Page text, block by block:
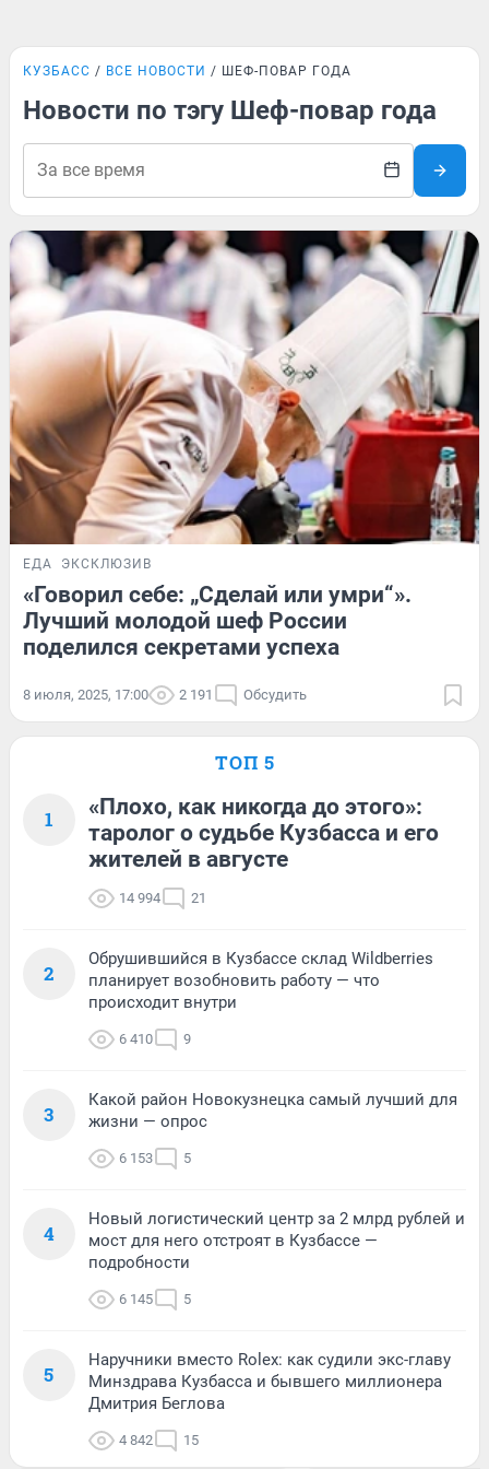
КУЗБАСС ВСЕ НОВОСТИ ШЕФ-ПОВАР ГОДА
Новости по тэгу Шеф-повар года
ЕДА ЭКСКЛЮЗИВ
«Говорил себе: „Сделай или умри“».
Лучший молодой шеф России
поделился секретами успеха
8 июля, 2025, 17:00 2 191 Обсудить
ТОП 5
1
«Плохо, как никогда до этого»:
таролог о судьбе Кузбасса и его
жителей в августе
14 994 21
2
Обрушившийся в Кузбассе склад Wildberries
планирует возобновить работу — что
происходит внутри
6 410 9
3
Какой район Новокузнецка самый лучший для
жизни — опрос
6 153 5
4
Новый логистический центр за 2 млрд рублей и
мост для него отстроят в Кузбассе —
подробности
6 145 5
5
Наручники вместо Rolex: как судили экс-главу
Минздрава Кузбасса и бывшего миллионера
Дмитрия Беглова
4 842 15